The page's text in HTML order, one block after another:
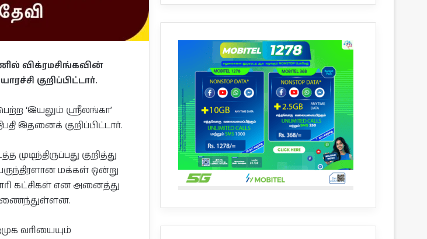
விக்ரமசிங்கவின்
குறிப்பிட்டார்.
‘இயலும் ஸ்ரீலங்கா’
இதனைக் குறிப்பிட்டார்.
குறித்து
மக்கள் ஒன்று
கட்சிகள் என அனைத்து
இணைந்துள்ளன.
வரியையும்